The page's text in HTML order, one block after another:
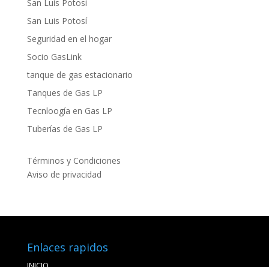
San Luis Potosi
San Luis Potosí
Seguridad en el hogar
Socio GasLink
tanque de gas estacionario
Tanques de Gas LP
Tecnloogía en Gas LP
Tuberías de Gas LP
Términos y Condiciones
Aviso de privacidad
Enlaces rapidos